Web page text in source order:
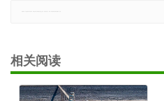
相关阅读